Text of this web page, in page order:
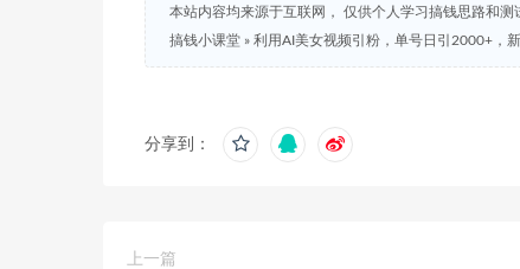
本站内容均来源于互联网， 仅供个人学习搞钱思路和
搞钱小课堂 » 利用AI美女视频引粉，单号日引2000+，
分享到：
上一篇